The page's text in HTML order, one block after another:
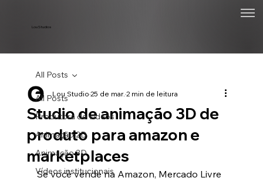
Lou Studios
All Posts
Produtora de vídeos
Animação 2D
Animação 3D
Vídeos institucionais
All Posts
Studio de animação 3D de
produto para amazon e
marketplaces
Lou Studio25 de mar.2 min de leitura
Se você vende na Amazon, Mercado Livre